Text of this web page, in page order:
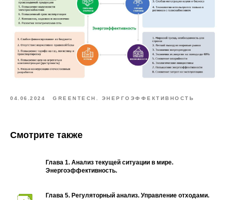
04.06.2024 GREENTECH. ЭНЕРГОЭФФЕКТИВНОСТЬ
Смотрите также
Глава 1. Анализ текущей ситуации в мире.
Энергоэффективность.
Глава 5. Регуляторный анализ. Управление отходами.